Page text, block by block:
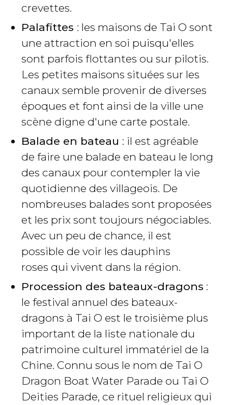
crevettes.
Palafittes : les maisons de Tai O sont
une attraction en soi puisqu'elles
sont parfois flottantes ou sur pilotis.
Les petites maisons situées sur les
canaux semble provenir de diverses
époques et font ainsi de la ville une
scène digne d'une carte postale.
Balade en bateau : il est agréable
de faire une balade en bateau le long
des canaux pour contempler la vie
quotidienne des villageois. De
nombreuses balades sont proposées
et les prix sont toujours négociables.
Avec un peu de chance, il est
possible de voir les dauphins
roses qui vivent dans la région.
Procession des bateaux-dragons :
le festival annuel des bateaux-
dragons à Tai O est le troisième plus
important de la liste nationale du
patrimoine culturel immatériel de la
Chine. Connu sous le nom de Tai O
Dragon Boat Water Parade ou Tai O
Deities Parade, ce rituel religieux qui